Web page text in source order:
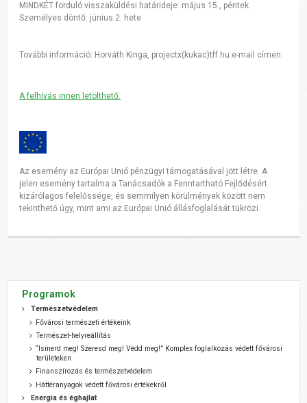
MINDKÉT forduló visszaküldési határideje: május 15., péntek
Személyes döntő: június 2. hete
További információ: Horváth Kinga, projectx(kukac)tff.hu e-mail címen.
A felhívás innen letölthető.
Az esemény az Európai Unió pénzügyi támogatásával jött létre. A
jelen esemény tartalma a Tanácsadók a Fenntartható Fejlődésért
kizárólagos felelőssége, és semmilyen körülmények között nem
tekinthető úgy, mint ami az Európai Unió állásfoglalását tükrözi.
Programok
Természetvédelem
Fővárosi természeti értékeink
Természet-helyreállítás
“Ismerd meg! Szeresd meg! Védd meg!” Komplex foglalkozás védett fővárosi
területeken
Finanszírozás és természetvédelem
Háttéranyagok védett fővárosi értékekről
Energia és éghajlat